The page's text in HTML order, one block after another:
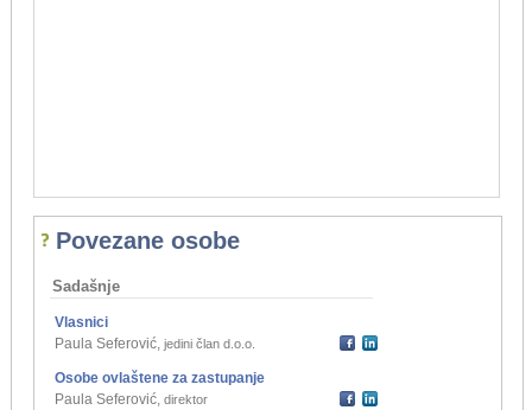
Povezane osobe
Sadašnje
Vlasnici
Paula Seferović, jedini član d.o.o.
Osobe ovlaštene za zastupanje
Paula Seferović, direktor